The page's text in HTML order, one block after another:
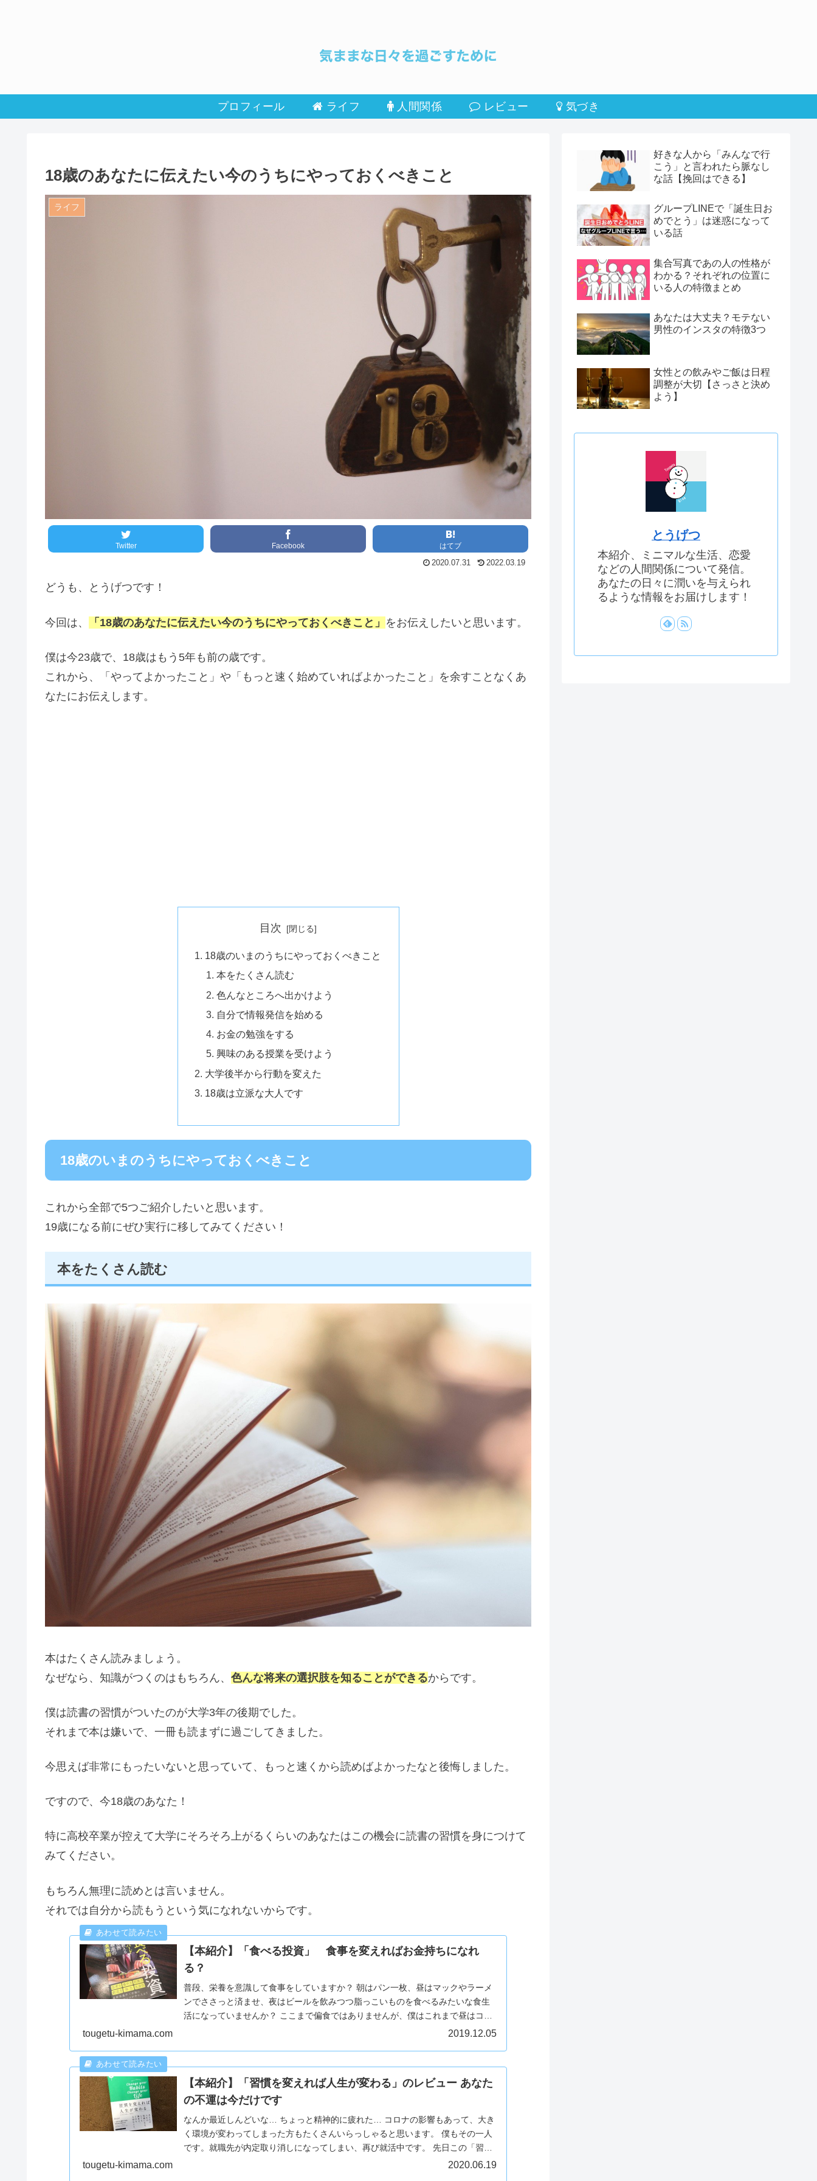
プロフィール ライフ 人間関係 レビュー 気づき
18歳のあなたに伝えたい今のうちにやっておくべきこと
ライフ
Twitter Facebook はてブ
2020.07.31 2022.03.19
どうも、とうげつです！
今回は、 「18歳のあなたに伝えたい今のうちにやっておくべきこと」 をお伝えしたいと思います。
僕は今23歳で、18歳はもう5年も前の歳です。
これから、「やってよかったこと」や「もっと速く始めていればよかったこと」を余すことなくあ
なたにお伝えします。
目次
18歳のいまのうちにやっておくべきこと
本をたくさん読む
色んなところへ出かけよう
自分で情報発信を始める
お金の勉強をする
興味のある授業を受けよう
大学後半から行動を変えた
18歳は立派な大人です
18歳のいまのうちにやっておくべきこと
これから全部で5つご紹介したいと思います。
19歳になる前にぜひ実行に移してみてください！
本をたくさん読む
本はたくさん読みましょう。
なぜなら、知識がつくのはもちろん、 色んな将来の選択肢を知ることができるからです。
僕は読書の習慣がついたのが大学3年の後期でした。
それまで本は嫌いで、一冊も読まずに過ごしてきました。
今思えば非常にもったいないと思っていて、もっと速くから読めばよかったなと後悔しました。
ですので、今18歳のあなた！
特に高校卒業が控えて大学にそろそろ上がるくらいのあなたはこの機会に読書の習慣を身につけて
みてください。
もちろん無理に読めとは言いません。
それでは自分から読もうという気になれないからです。
【本紹介】「食べる投資」 食事を変えればお金持ちになれ
る？
普段、栄養を意識して食事をしていますか？ 朝はパン一枚、昼はマックやラーメ
ンでささっと済ませ、夜はビールを飲みつつ脂っこいものを食べるみたいな食生
活になっていませんか？ ここまで偏食ではありませんが、僕はこれまで昼はコン
tougetu-kimama.com 2019.12.05
【本紹介】「習慣を変えれば人生が変わる」のレビュー あなた
の不運は今だけです
なんか最近しんどいな… ちょっと精神的に疲れた… コロナの影響もあって、大き
く環境が変わってしまった方もたくさんいらっしゃると思います。 僕もその一人
です。就職先が内定取り消しになってしまい、再び就活中です。 先日この「習慣
tougetu-kimama.com 2020.06.19
好きな人から「みんなで行
こう」と言われたら脈なし
な話【挽回はできる】
グループLINEで「誕生日お
めでとう」は迷惑になって
いる話
集合写真であの人の性格が
わかる？それぞれの位置に
いる人の特徴まとめ
あなたは大丈夫？モテない
男性のインスタの特徴3つ
女性との飲みやご飯は日程
調整が大切【さっさと決め
よう】
とうげつ
本紹介、ミニマルな生活、恋愛
などの人間関係について発信。
あなたの日々に潤いを与えられ
るような情報をお届けします！